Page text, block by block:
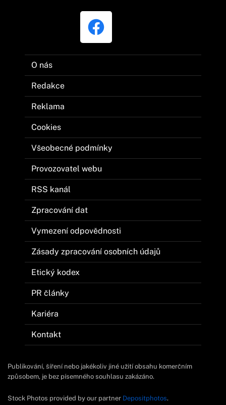
O nás
Redakce
Reklama
Cookies
Všeobecné podmínky
Provozovatel webu
RSS kanál
Zpracování dat
Vymezení odpovědnosti
Zásady zpracování osobních údajů
Etický kodex
PR články
Kariéra
Kontakt
Publikování, šíření nebo jakékoliv jiné užití obsahu komerčním
způsobem, je bez písemného souhlasu zakázáno.
Stock Photos provided by our partner Depositphotos.